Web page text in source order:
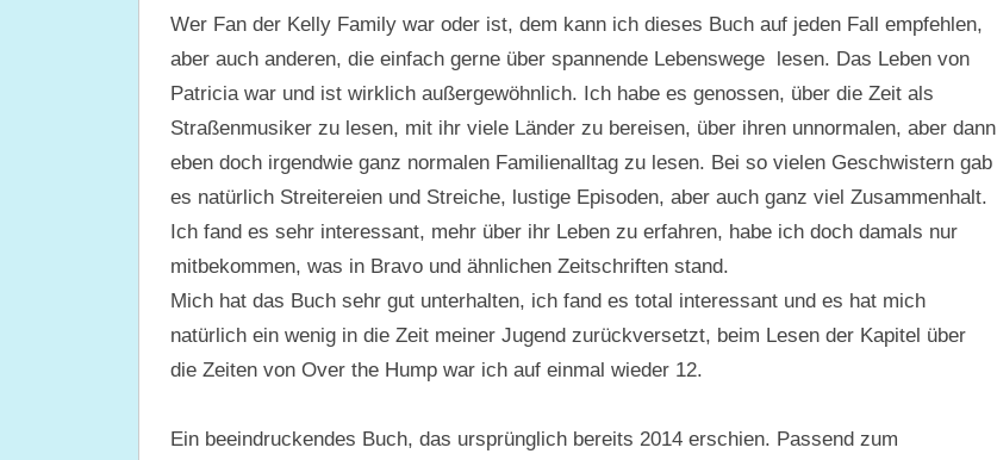
Wer Fan der Kelly Family war oder ist, dem kann ich dieses Buch auf jeden Fall empfehlen,
aber auch anderen, die einfach gerne über spannende Lebenswege lesen. Das Leben von
Patricia war und ist wirklich außergewöhnlich. Ich habe es genossen, über die Zeit als
Straßenmusiker zu lesen, mit ihr viele Länder zu bereisen, über ihren unnormalen, aber dann
eben doch irgendwie ganz normalen Familienalltag zu lesen. Bei so vielen Geschwistern gab
es natürlich Streitereien und Streiche, lustige Episoden, aber auch ganz viel Zusammenhalt.
Ich fand es sehr interessant, mehr über ihr Leben zu erfahren, habe ich doch damals nur
mitbekommen, was in Bravo und ähnlichen Zeitschriften stand.
Mich hat das Buch sehr gut unterhalten, ich fand es total interessant und es hat mich
natürlich ein wenig in die Zeit meiner Jugend zurückversetzt, beim Lesen der Kapitel über
die Zeiten von Over the Hump war ich auf einmal wieder 12.
Ein beeindruckendes Buch, das ursprünglich bereits 2014 erschien. Passend zum